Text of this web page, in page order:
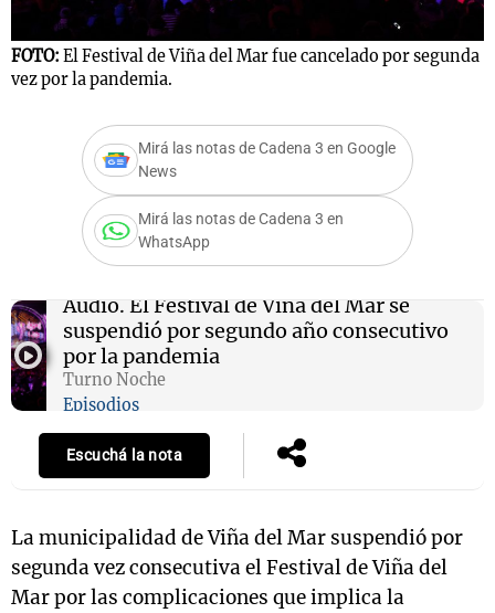
FOTO: El Festival de Viña del Mar fue cancelado por segunda
vez por la pandemia.
Mirá las notas de Cadena 3 en Google
News
Mirá las notas de Cadena 3 en
WhatsApp
Audio. El Festival de Viña del Mar se
suspendió por segundo año consecutivo
por la pandemia
Turno Noche
Episodios
Escuchá la nota
La municipalidad de Viña del Mar suspendió por
segunda vez consecutiva el Festival de Viña del
Mar por las complicaciones que implica la
Mundial 2026
La Sole en
Cadena 3